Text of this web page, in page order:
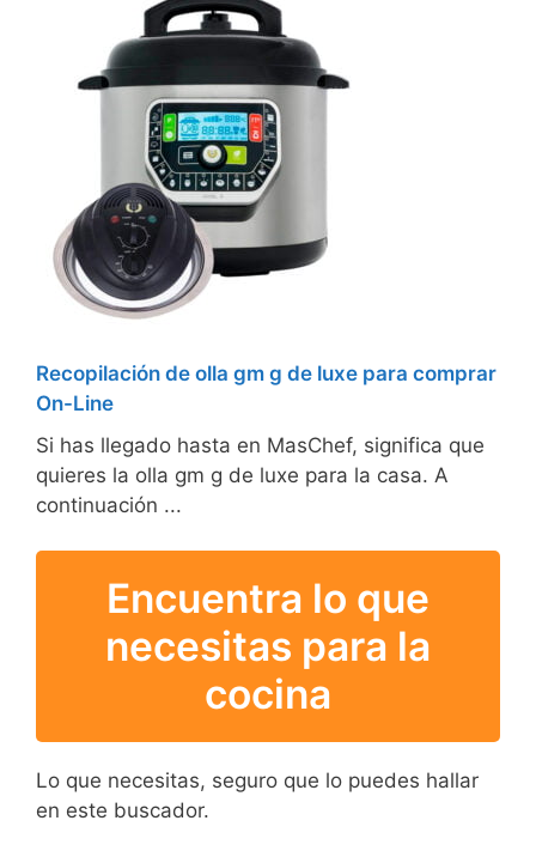
Recopilación de olla gm g de luxe para comprar
On-Line
Si has llegado hasta en MasChef, significa que
quieres la olla gm g de luxe para la casa. A
continuación ...
Encuentra lo que
necesitas para la
cocina
Lo que necesitas, seguro que lo puedes hallar
en este buscador.